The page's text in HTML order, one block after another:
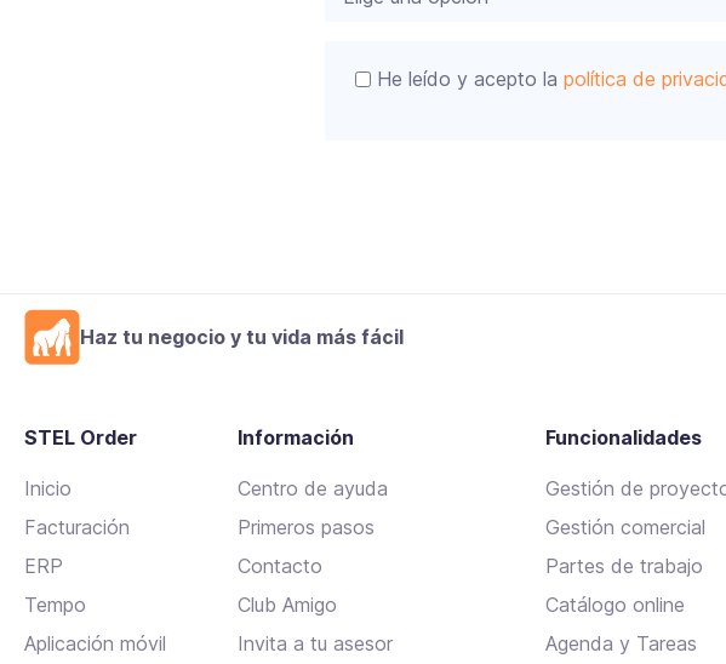
.
He leído y acepto la política de
Haz tu negocio y tu vida más fácil
STEL Order
Inicio
Facturación
ERP
Tempo
Aplicación móvil
Información
Centro de ayuda
Primeros pasos
Contacto
Club Amigo
Invita a tu asesor
Funcionalidades
Gestión de
Gestión comercial
Partes de trabajo
Catálogo online
Agenda y Tareas